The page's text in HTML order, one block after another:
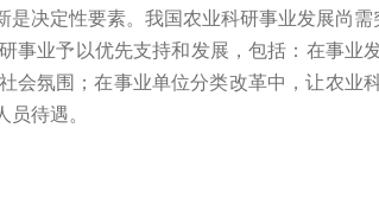
定性要素。我国农业科研事业发展尚需
予以优先支持和发展，包括：在事业发
会氛围；在事业单位分类改革中，让农业
待遇。